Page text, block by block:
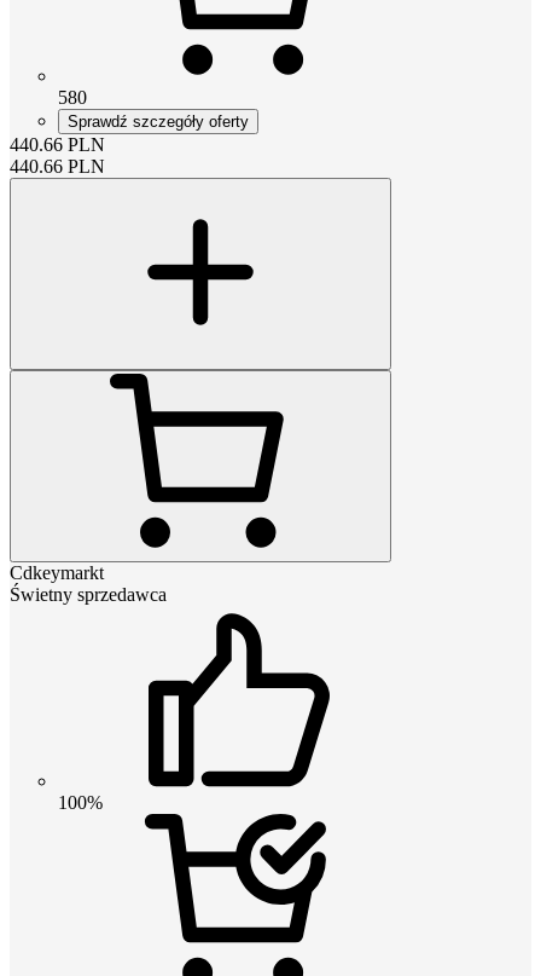
580
Sprawdź szczegóły oferty
440.66 PLN
440.66 PLN
Cdkeymarkt
Świetny sprzedawca
100%